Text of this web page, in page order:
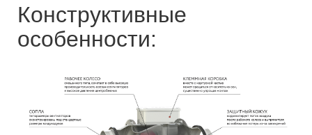
Конструктивные
особенности: